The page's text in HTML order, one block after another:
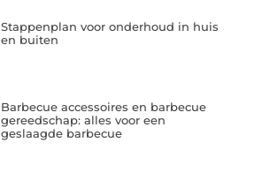
Stappenplan voor onderhoud in huis
en buiten
Barbecue accessoires en barbecue
gereedschap: alles voor een
geslaagde barbecue